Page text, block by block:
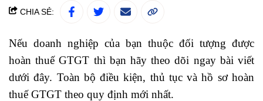
CHIA SẺ:
Nếu doanh nghiệp của bạn thuộc đối tượng được
hoàn thuế GTGT thì bạn hãy theo dõi ngay bài viết
dưới đây. Toàn bộ điều kiện, thủ tục và hồ sơ hoàn
thuế GTGT theo quy định mới nhất.